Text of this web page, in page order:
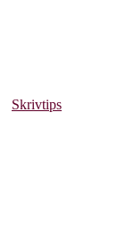
Skrivtips